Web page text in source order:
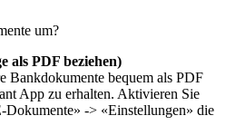
um?
als PDF beziehen)
Bankdokumente bequem als PDF
App zu erhalten. Aktivieren Sie
-> «Einstellungen» die